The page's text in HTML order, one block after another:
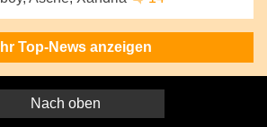
Top-News anzeigen
Nach oben